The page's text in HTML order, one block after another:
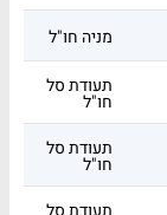
מניה חו"ל
תעודת סל
חו"ל
תעודת סל
חו"ל